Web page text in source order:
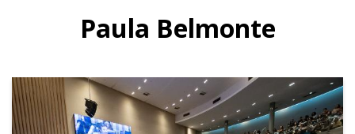
Paula Belmonte